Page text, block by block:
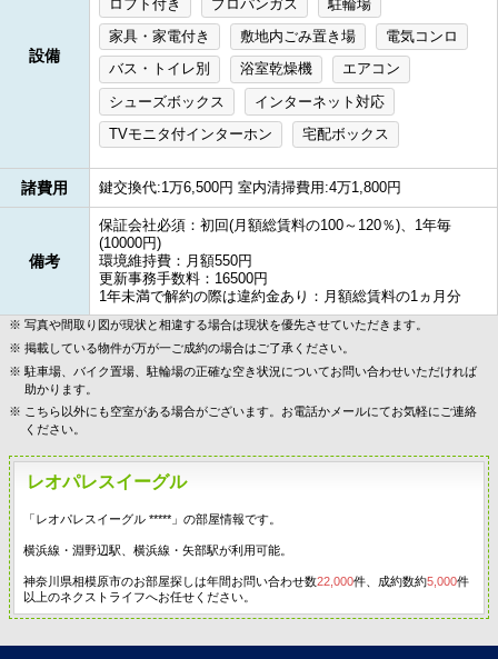
設備
ロフト付き プロパンガス
駐輪場
家具・家電付き
敷地内ごみ置き場
電気コンロ
バス・トイレ別
浴室乾燥機
エアコン
シューズボックス
インターネット対応
TVモニタ付インターホン
宅配ボックス
諸費用 鍵交換代:1万6,500円 室内清掃費用:4万1,800円
備考
保証会社必須：初回(月額総賃料の100～120％)、1年毎
(10000円)
環境維持費：月額550円
更新事務手数料：16500円
1年未満で解約の際は違約金あり：月額総賃料の1ヵ月分
写真や間取り図が現状と相違する場合は現状を優先させていただきます。
掲載している物件が万が一ご成約の場合はご了承ください。
駐車場、バイク置場、駐輪場の正確な空き状況についてお問い合わせいただければ
助かります。
こちら以外にも空室がある場合がございます。お電話かメールにてお気軽にご連絡
ください。
レオパレスイーグル
「レオパレスイーグル *****」の部屋情報です。
横浜線・淵野辺駅、横浜線・矢部駅が利用可能。
神奈川県相模原市のお部屋探しは年間お問い合わせ数22,000件、成約数約5,000件
以上のネクストライフへお任せください。